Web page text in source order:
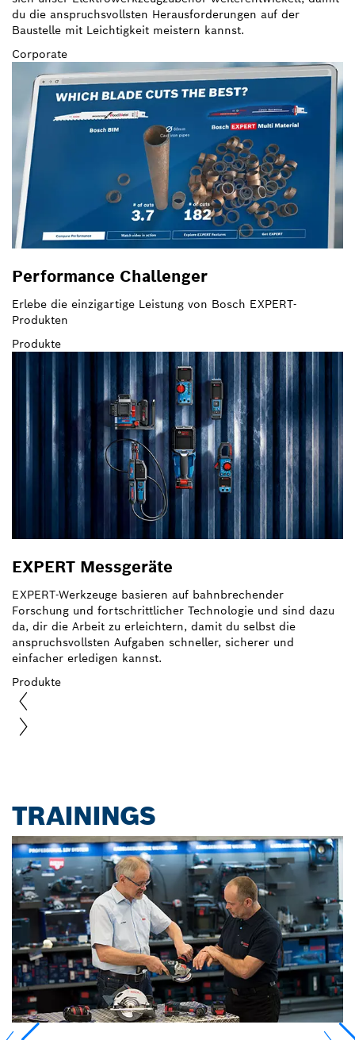
du die anspruchsvollsten Herausforderungen auf der
Baustelle mit Leichtigkeit meistern kannst.
Corporate
Performance Challenger
Erlebe die einzigartige Leistung von Bosch EXPERT-
Produkten
Produkte
EXPERT Messgeräte
EXPERT-Werkzeuge basieren auf bahnbrechender
Forschung und fortschrittlicher Technologie und sind dazu
da, dir die Arbeit zu erleichtern, damit du selbst die
anspruchsvollsten Aufgaben schneller, sicherer und
einfacher erledigen kannst.
Produkte
TRAININGS